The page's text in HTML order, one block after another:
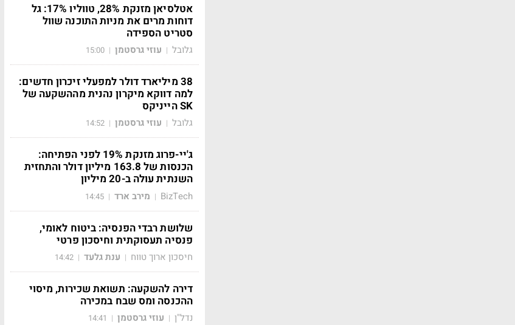
אטלסיאן מזנקת 28%, טווליו 17%: גל
דוחות מרים את מניות התוכנה שוול
סטריט הספידה
גלובל | עוזי גרסטמן |
15:00
38 מיליארד דולר למפעלי זיכרון חדשים:
למה דווקא מיקרון נהנית מההשקעה של
SK הייניקס
גלובל | עוזי גרסטמן |
14:52
ג'יי-פרוג מזנקת 19% לפני הפתיחה:
הכנסות של 163.8 מיליון דולר והתחזית
השנתית עולה ב-20 מיליון
BizTech
| מירב ארד |
14:45
שלושת רבדי הפנסיה: ביטוח לאומי,
פנסיה תעסוקתית וחיסכון פרטי
חיסכון ארוך טווח | ענת גלעד |
14:42
דירה להשקעה: תשואת שכירות, מיסוי
ההכנסה ומס שבח במכירה
נדל"ן | עוזי גרסטמן |
14:41